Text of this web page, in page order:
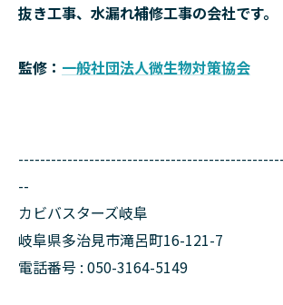
抜き工事、水漏れ補修工事の会社です。
監修： 一般社団法人微生物対策協会
--
カビバスターズ岐阜
岐阜県多治見市滝呂町16-121-7
電話番号 : 050-3164-5149